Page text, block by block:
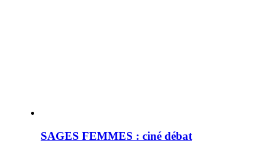
SAGES FEMMES : ciné débat